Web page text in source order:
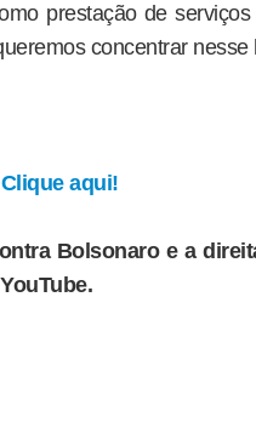
prestação de
concentrar nesse
aqui!
Bolsonaro e a